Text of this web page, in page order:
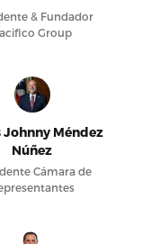
& Fundador
Group
Johnny Méndez
Núñez
Cámara de